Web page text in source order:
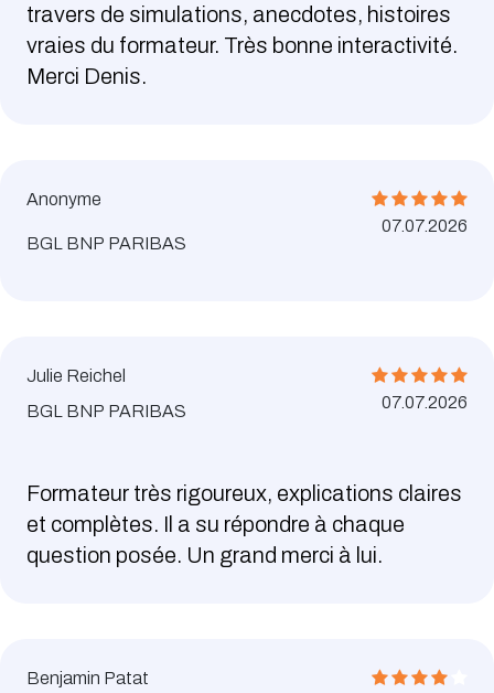
travers de simulations, anecdotes, histoires
vraies du formateur. Très bonne interactivité.
Merci Denis.
Anonyme
BGL BNP PARIBAS
07.07.2026
Julie Reichel
BGL BNP PARIBAS
07.07.2026
Formateur très rigoureux, explications claires
et complètes. Il a su répondre à chaque
question posée. Un grand merci à lui.
Benjamin Patat